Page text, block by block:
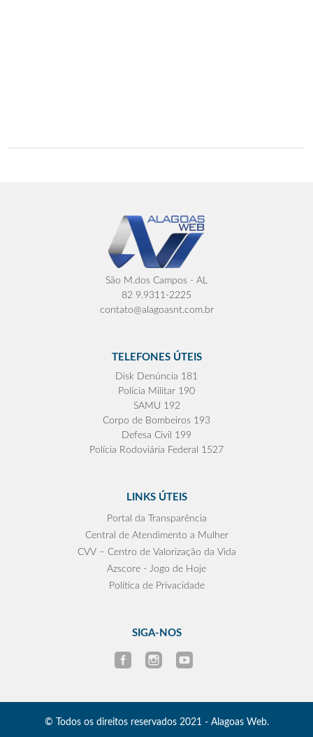
São M.dos Campos - AL
82 9.9311-2225
contato@alagoasnt.com.br
TELEFONES ÚTEIS
Disk Denúncia 181
Polícia Militar 190
SAMU 192
Corpo de Bombeiros 193
Defesa Civil 199
Polícia Rodoviária Federal 1527
LINKS ÚTEIS
Portal da Transparência
Central de Atendimento a Mulher
CVV – Centro de Valorização da Vida
Azscore - Jogo de Hoje
Política de Privacidade
SIGA-NOS
© Todos os direitos reservados 2021 - Alagoas Web.